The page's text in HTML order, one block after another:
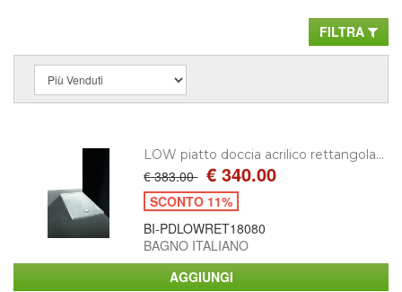
FILTRA
LOW piatto doccia acrilico rettangola...
€ 383.00 € 340.00
SCONTO 11%
BI-PDLOWRET18080
BAGNO ITALIANO